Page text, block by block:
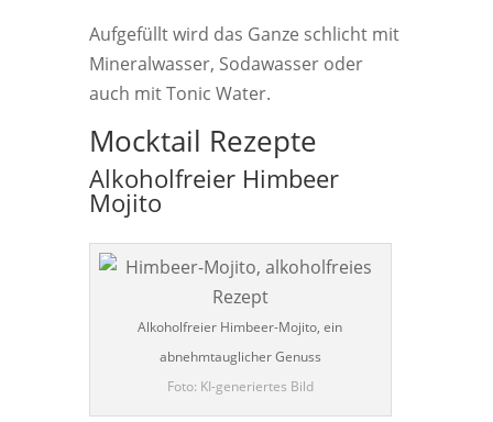
Aufgefüllt wird das Ganze schlicht mit
Mineralwasser, Sodawasser oder
auch mit Tonic Water.
Mocktail Rezepte
Alkoholfreier Himbeer
Mojito
Alkoholfreier Himbeer-Mojito, ein
abnehmtauglicher Genuss
Foto: KI-generiertes Bild